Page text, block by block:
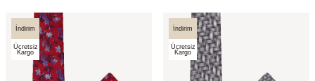
İndirim
Ücretsiz
Kargo
İndirim
Ücretsiz
Kargo